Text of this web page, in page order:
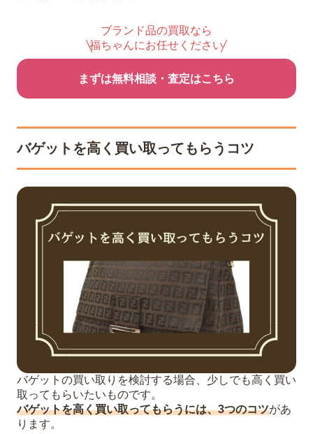
ブランド品の買取なら
福ちゃんにお任せください
まずは無料相談・査定はこちら
バゲットを高く買い取ってもらうコツ
バゲットの買い取りを検討する場合、少しでも高く買い
取ってもらいたいものです。
バゲットを高く買い取ってもらうには、3つのコツがあ
ります。